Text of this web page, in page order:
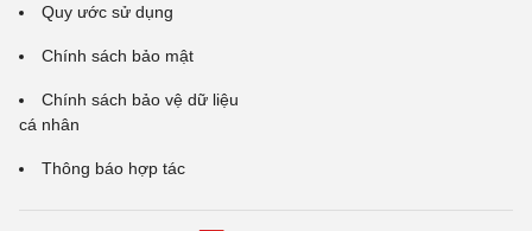
Quy ước sử dụng
Chính sách bảo mật
Chính sách bảo vệ dữ liệu
cá nhân
Thông báo hợp tác